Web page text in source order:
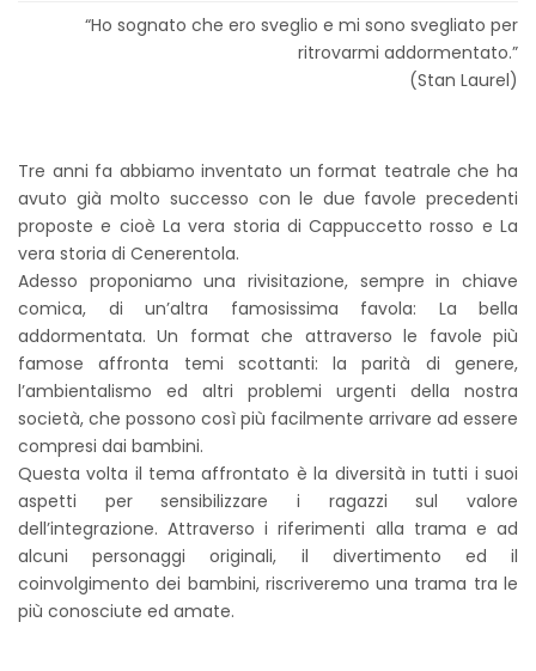
“Ho sognato che ero sveglio e mi sono svegliato per
ritrovarmi addormentato.”
(Stan Laurel)
Tre anni fa abbiamo inventato un format teatrale che ha
avuto già molto successo con le due favole precedenti
proposte e cioè La vera storia di Cappuccetto rosso e La
vera storia di Cenerentola.
Adesso proponiamo una rivisitazione, sempre in chiave
comica, di un’altra famosissima favola: La bella
addormentata. Un format che attraverso le favole più
famose affronta temi scottanti: la parità di genere,
l’ambientalismo ed altri problemi urgenti della nostra
società, che possono così più facilmente arrivare ad essere
compresi dai bambini.
Questa volta il tema affrontato è la diversità in tutti i suoi
aspetti per sensibilizzare i ragazzi sul valore
dell’integrazione. Attraverso i riferimenti alla trama e ad
alcuni personaggi originali, il divertimento ed il
coinvolgimento dei bambini, riscriveremo una trama tra le
più conosciute ed amate.